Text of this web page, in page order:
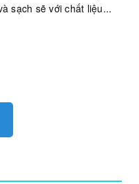
sạch sẽ với chất liệu...